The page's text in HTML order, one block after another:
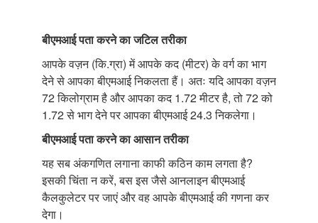
बीएमआई पता करने का जटिल तरीका
आपके वज़न (कि.ग्रा) में आपके कद (मीटर) के वर्ग का भाग
देने से आपका बीएमआई निकलता हैं। अतः यदि आपका वज़न
72 किलोग्राम है और आपका कद 1.72 मीटर है, तो 72 को
1.72 से भाग देने पर आपका बीएमआई 24.3 निकलेगा।
बीएमआई पता करने का आसान तरीका
यह सब अंकगणित लगाना काफी कठिन काम लगता है?
इसकी चिंता न करें, बस इस जैसे आनलाइन बीएमआई
कैलकुलेटर पर जाएं और वह आपके बीएमआई की गणना कर
देगा।